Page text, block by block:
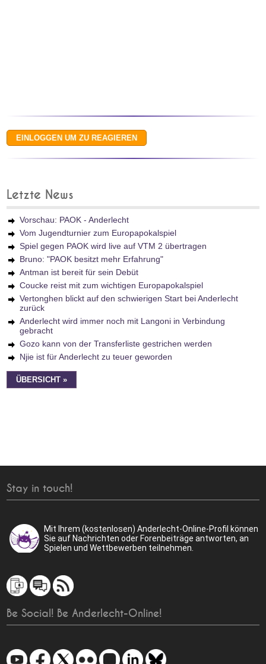
Letzte News
Vorschau: PAOK - Anderlecht
Vom Jugendturnier zum Europapokalspiel
Spiel gegen PAOK wird live auf VTM 2 übertragen
Bruno: "PAOK besitzt mehr Erfahrung"
Antman ist bereit für sein Debüt
Coucke reist mit zum wichtigen Europapokalspiel
Vertonghen blickt auf den schwierigen Start bei Anderlecht
zurück
Anderlecht wird immer noch mit Langoni in Verbindung
gebracht
Gozo kann von der Transferliste gestrichen werden
Njie ist für Anderlecht zu teuer geworden
ÜBERSICHT »
Stay in touch!
Mit Ihrem (kostenlosen) Anderlecht-Online-Profil können
Sie auf Nachrichten oder Forenbeiträge antworten, an
Spielen und Wettbewerben teilnehmen.
Be Social! Be Anderlecht-Online!